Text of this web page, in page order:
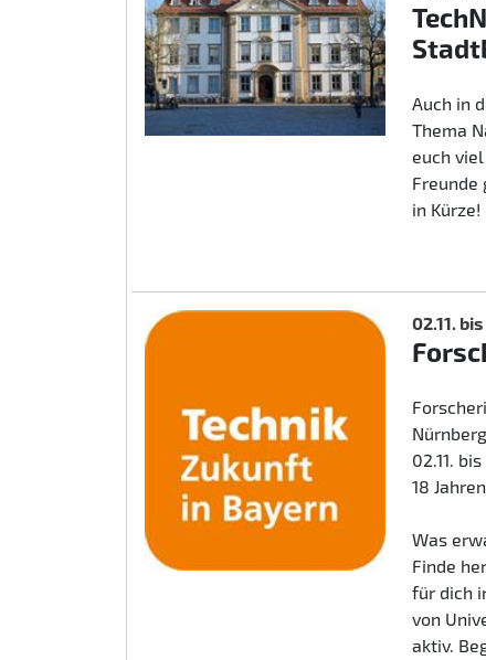
Auch in
Thema
euch
Freunde
in Kürze!
02.11.
02.11.
18 Jahren
Was
Finde
für dich
von
aktiv.